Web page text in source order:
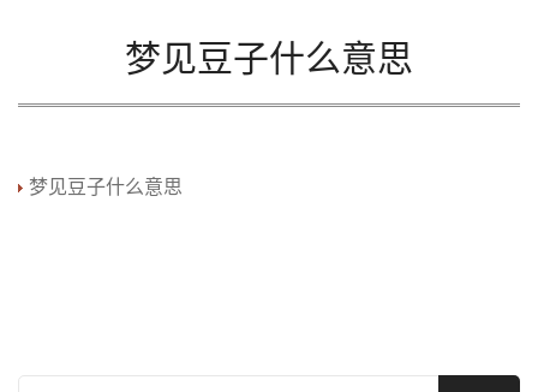
梦见豆子什么意思
梦见豆子什么意思